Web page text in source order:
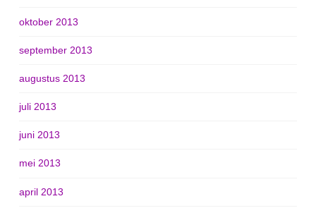
oktober 2013
september 2013
augustus 2013
juli 2013
juni 2013
mei 2013
april 2013